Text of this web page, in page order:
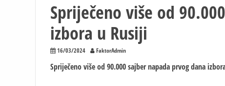
Spriječeno više od
izbora u Rusiji
16/03/2024 FaktorAdmin
Spriječeno više od 90.000 sajber napada prvog dana